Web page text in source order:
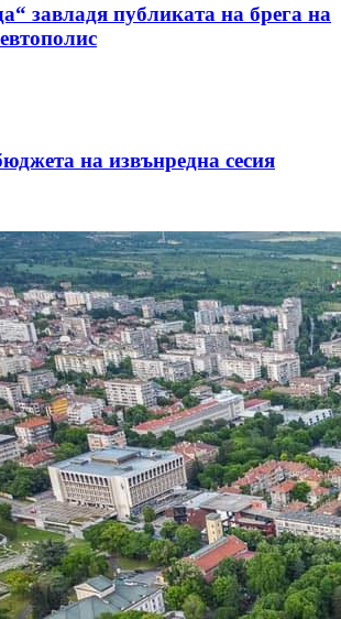
завладя публиката на брега на
на извънредна сесия